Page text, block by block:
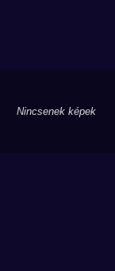
Nincsenek képek